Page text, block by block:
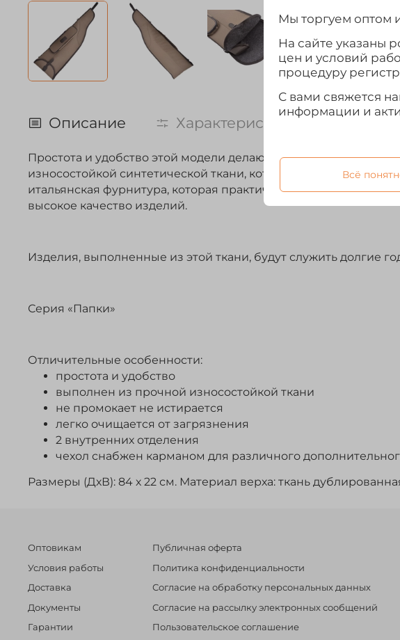
Описание Характеристики
Простота и удобство этой модели делают доступным этот
износостойкой синтетической ткани, которая не промокает,
итальянская фурнитура, которая практически не звенит и не
высокое качество изделий.
Изделия, выполненные из этой ткани, будут служить долгие
Серия «Папки»
Отличительные особенности:
простота и удобство
выполнен из прочной износостойкой ткани
не промокает не истирается
легко очищается от загрязнения
2 внутренних отделения
чехол снабжен карманом для различного
Размеры (ДхВ): 84 х 22 см. Материал верха: ткань
Оптовикам
Условия работы
Доставка
Документы
Гарантии
Публичная оферта
Политика конфиденциальности
Согласие на обработку персональных данных
Согласие на рассылку электронных сообщений
Пользовательское соглашение
Мы торгуем оптом
На сайте указаны
цен и условий
процедуру
С вами свяжется
информации и
Всё